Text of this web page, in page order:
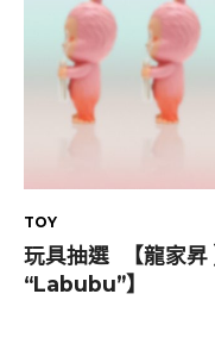
TOY
玩具抽選 【龍家
“Labubu”】